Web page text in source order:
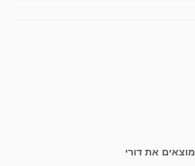
מוצאים את דורי